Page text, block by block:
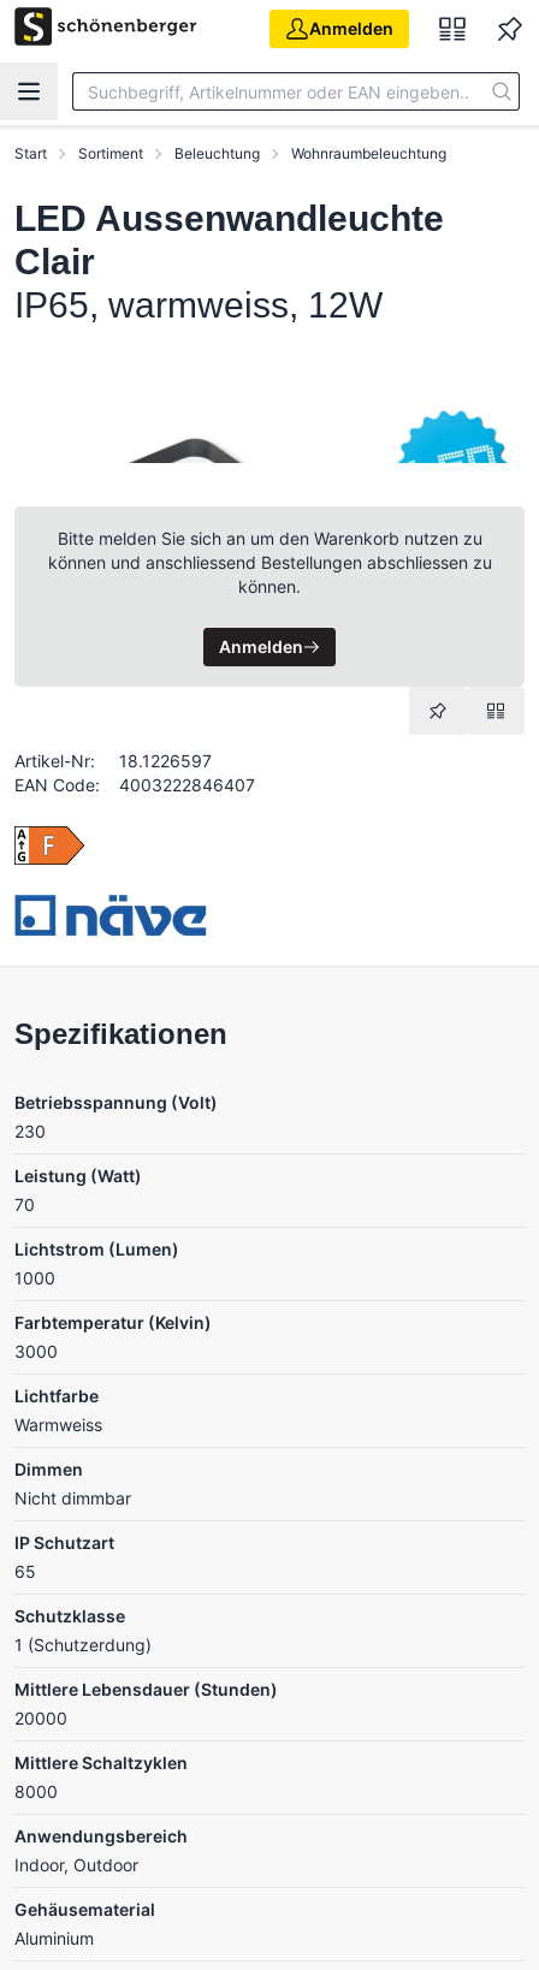
Zum Hauptinhalt springen
Anmelden
Start Sortiment Beleuchtung Wohnraumbeleuchtung
LED Aussenwandleuchte
Clair
IP65, warmweiss, 12W
Bitte melden Sie sich an um den Warenkorb nutzen zu
können und anschliessend Bestellungen abschliessen zu
können.
Anmelden
Artikel-Nr:
18.1226597
EAN Code:
4003222846407
Spezifikationen
Betriebsspannung (Volt)
230
Leistung (Watt)
70
Lichtstrom (Lumen)
1000
Farbtemperatur (Kelvin)
3000
Lichtfarbe
Warmweiss
Dimmen
Nicht dimmbar
IP Schutzart
65
Schutzklasse
1 (Schutzerdung)
Mittlere Lebensdauer (Stunden)
20000
Mittlere Schaltzyklen
8000
Anwendungsbereich
Indoor, Outdoor
Gehäusematerial
Aluminium